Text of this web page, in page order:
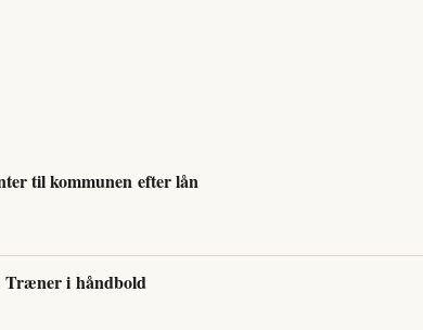
til kommunen efter lån
Træner i håndbold